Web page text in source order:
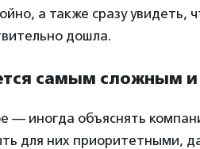
а также сразу увидеть,
дошла.
самым сложным
— иногда объяснять
для них приоритетными,